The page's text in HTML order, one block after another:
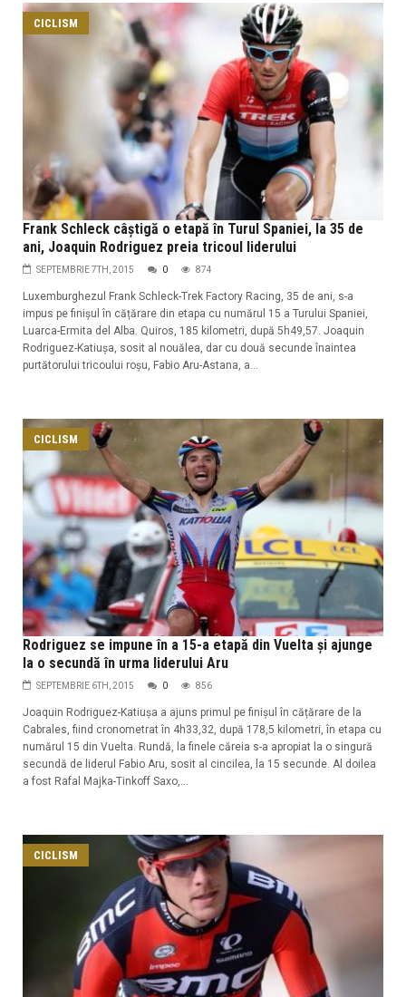
CICLISM
Frank Schleck câștigă o etapă în Turul Spaniei, la 35 de
ani, Joaquin Rodriguez preia tricoul liderului
SEPTEMBRIE 7TH, 2015 0 874
Luxemburghezul Frank Schleck-Trek Factory Racing, 35 de ani, s-a
impus pe finișul în cățărare din etapa cu numărul 15 a Turului Spaniei,
Luarca-Ermita del Alba. Quiros, 185 kilometri, după 5h49,57. Joaquin
Rodriguez-Katiușa, sosit al nouălea, dar cu două secunde înaintea
purtătorului tricoului roșu, Fabio Aru-Astana, a...
CICLISM
Rodriguez se impune în a 15-a etapă din Vuelta și ajunge
la o secundă în urma liderului Aru
SEPTEMBRIE 6TH, 2015 0 856
Joaquin Rodriguez-Katiușa a ajuns primul pe finișul în cățărare de la
Cabrales, fiind cronometrat în 4h33,32, după 178,5 kilometri, în etapa cu
numărul 15 din Vuelta. Rundă, la finele căreia s-a apropiat la o singură
secundă de liderul Fabio Aru, sosit al cincilea, la 15 secunde. Al doilea
a fost Rafal Majka-Tinkoff Saxo,...
CICLISM